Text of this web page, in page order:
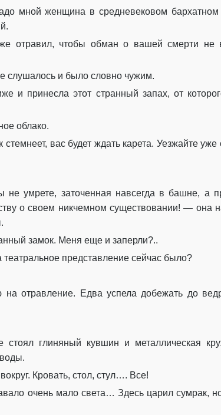
мной женщина в средневековом бархатном
отравил, чтобы обман о вашей смерти не
слушалось и было словно чужим.
принесла этот странный запах, от
облако.
вас будет ждать карета. Уезжайте
умрете, заточенная навсегда в башне, а
о своем никчемном существовании! — она
замок. Меня еще и заперли?..
театральное представление сейчас было?
на отравление. Едва успела добежать до
стоял глиняный кувшин и металлическая
Кровать, стол, стул…. Все!
очень мало света… Здесь царил сумрак,